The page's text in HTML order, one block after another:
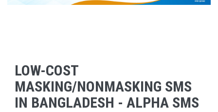
LOW-COST
MASKING/NONMASKING SMS
IN BANGLADESH - ALPHA SMS